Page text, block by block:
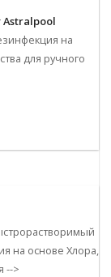
Astralpool
на
для ручного
на основе Хлора,
-->